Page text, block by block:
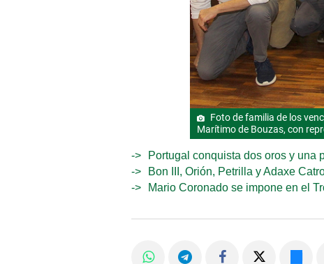
Foto de familia de los
Marítimo de Bouzas, con
Portugal conquista dos oros y una
Bon III, Orión, Petrilla y Adaxe
Mario Coronado se impone en el